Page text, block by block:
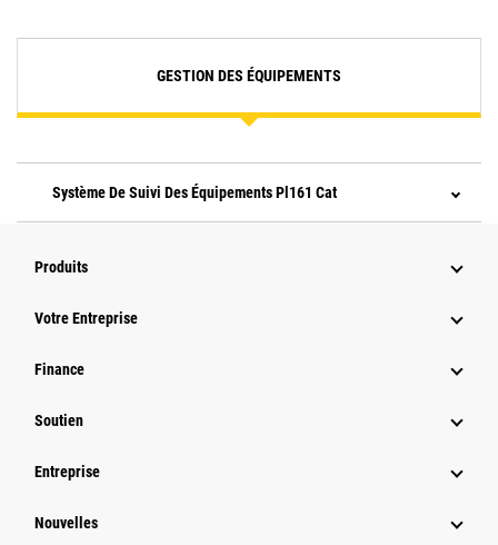
GESTION DES ÉQUIPEMENTS
Système De Suivi Des Équipements Pl161 Cat
Produits
Votre Entreprise
Finance
Soutien
Entreprise
Nouvelles